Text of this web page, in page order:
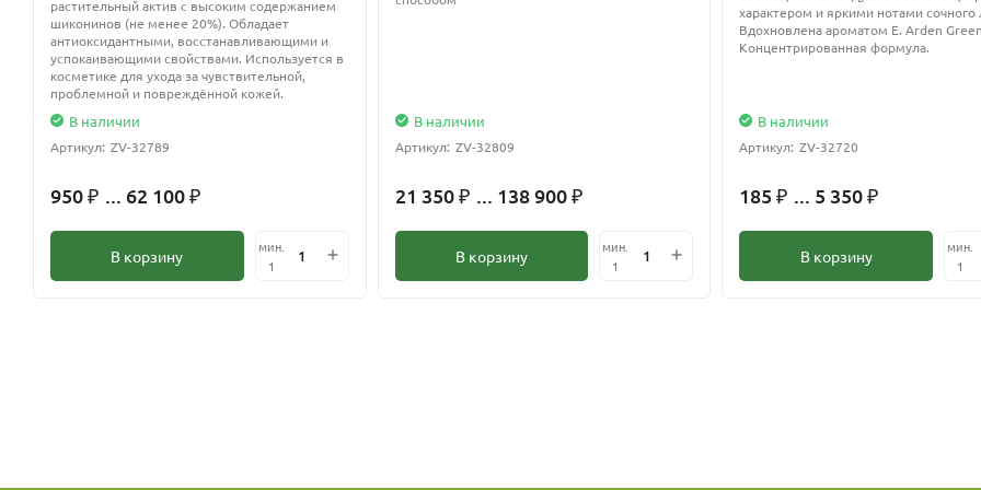
растительный актив с высоким содержанием
шиконинов (не менее 20%). Обладает
антиоксидантными, восстанавливающими и
успокаивающими свойствами. Используется в
косметике для ухода за чувствительной,
проблемной и повреждённой кожей.
В наличии
Артикул: ZV-32789
950 ₽ ... 62 100 ₽
В корзину
мин.
1
В наличии
Артикул: ZV-32809
21 350 ₽ ... 138 900 ₽
В корзину
мин.
1
характером и яркими нотами сочного
Вдохновлена ароматом E. Arden
Концентрированная формула.
В наличии
Артикул: ZV-32720
185₽ ... 5 350₽
В корзину
мин.
1